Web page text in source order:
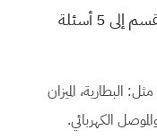
مفردات الفيزياء في المنهج العراقي، وهو مقسم إلى 5 أسئلة
البطارية، الميزان
الكهربائي.